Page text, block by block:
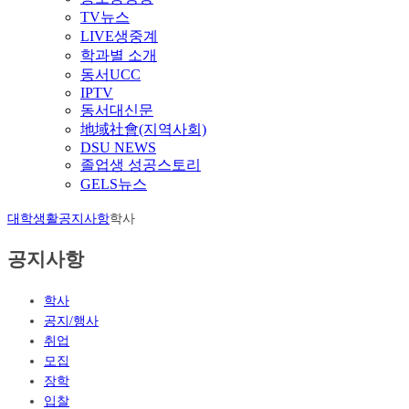
TV뉴스
LIVE생중계
학과별 소개
동서UCC
IPTV
동서대신문
地域社會(지역사회)
DSU NEWS
졸업생 성공스토리
GELS뉴스
대학생활공지사항학사
공지사항
학사
공지/행사
취업
모집
장학
입찰